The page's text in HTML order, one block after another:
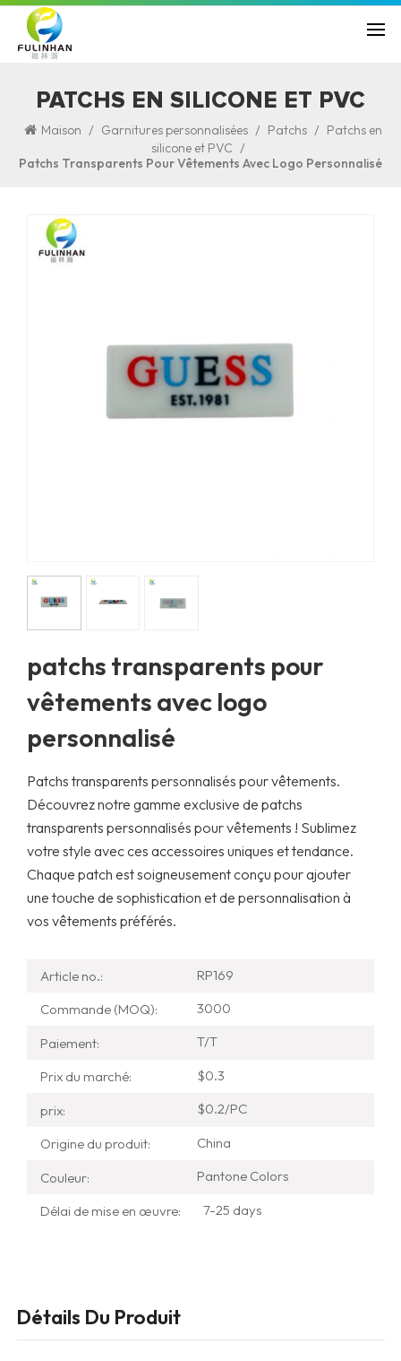
PATCHS EN SILICONE ET PVC
Maison / Garnitures personnalisées / Patchs / Patchs en
silicone et PVC /
Patchs Transparents Pour Vêtements Avec Logo Personnalisé
patchs transparents pour
vêtements avec logo
personnalisé
Patchs transparents personnalisés pour vêtements.
Découvrez notre gamme exclusive de patchs
transparents personnalisés pour vêtements ! Sublimez
votre style avec ces accessoires uniques et tendance.
Chaque patch est soigneusement conçu pour ajouter
une touche de sophistication et de personnalisation à
vos vêtements préférés.
Article no.: RP169
Commande (MOQ): 3000
Paiement: T/T
Prix ​​du marché: $0.3
prix: $0.2/PC
Origine du produit: China
Couleur: Pantone Colors
Délai de mise en œuvre: 7-25 days
Détails Du Produit